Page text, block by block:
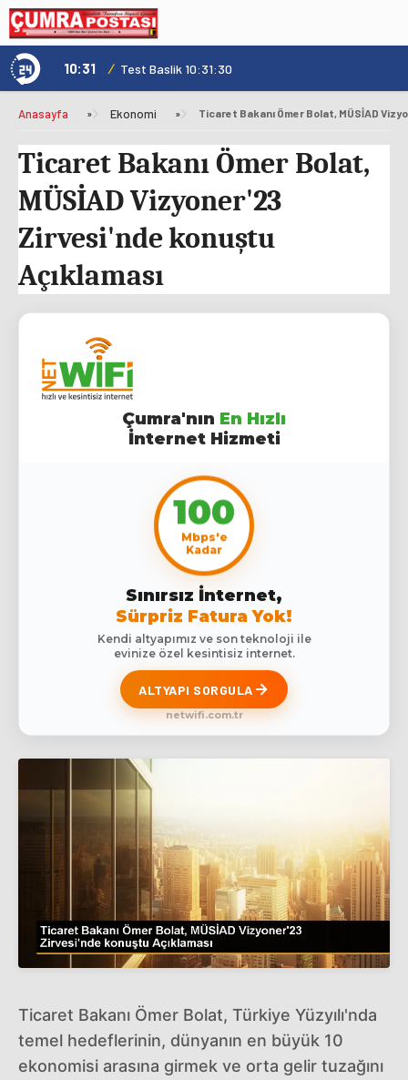
10:31 / Test Baslik 10:31:30
Anasayfa » Ekonomi »
Ticaret Bakanı Ömer Bolat,
MÜSİAD Vizyoner'23
Zirvesi'nde konuştu
Açıklaması
Çumra'nın En Hızlı
İnternet Hizmeti
100
Mbps'e
Kadar
Sınırsız İnternet,
Sürpriz Fatura Yok!
Kendi altyapımız ve son teknoloji ile
evinize özel kesintisiz internet.
ALTYAPI SORGULA
netwifi.com.tr
Ticaret Bakanı Ömer Bolat, Türkiye Yüzyılı'nda
temel hedeflerinin, dünyanın en büyük 10
ekonomisi arasına girmek ve orta gelir tuzağını